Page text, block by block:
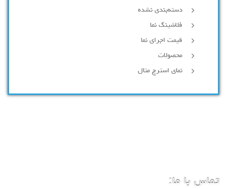
دسته‌بندی نشده
فلاشینگ نما
قیمت اجرای نما
محصولات
نمای استرچ متال
تماس با ما: